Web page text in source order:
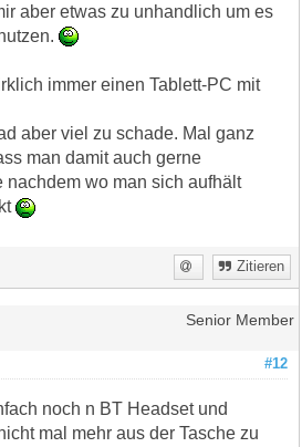
aber etwas zu unhandlich um es
immer einen Tablett-PC mit
aber viel zu schade. Mal ganz
man damit auch gerne
nachdem wo man sich aufhält
Zitieren
Senior Member
#12
noch n BT Headset und
mal mehr aus der Tasche zu